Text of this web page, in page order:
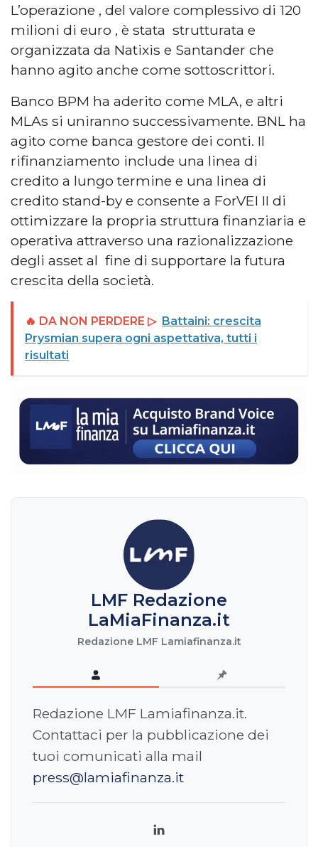
L’operazione , del valore complessivo di 120
milioni di euro , è stata strutturata e
organizzata da Natixis e Santander che
hanno agito anche come sottoscrittori.
Banco BPM ha aderito come MLA, e altri
MLAs si uniranno successivamente. BNL ha
agito come banca gestore dei conti. Il
rifinanziamento include una linea di
credito a lungo termine e una linea di
credito stand-by e consente a ForVEI II di
ottimizzare la propria struttura finanziaria e
operativa attraverso una razionalizzazione
degli asset al fine di supportare la futura
crescita della società.
🔥 DA NON PERDERE ▷ Battaini: crescita
Prysmian supera ogni aspettativa, tutti i
risultati
LMF Redazione
LaMiaFinanza.it
Redazione LMF Lamiafinanza.it
Redazione LMF Lamiafinanza.it.
Contattaci per la pubblicazione dei
tuoi comunicati alla mail
press@lamiafinanza.it
LinkedIn